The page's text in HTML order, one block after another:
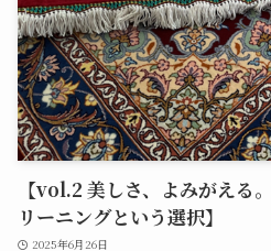
【vol.2 美しさ、よみがえる
リーニングという選択】
2025年6月26日